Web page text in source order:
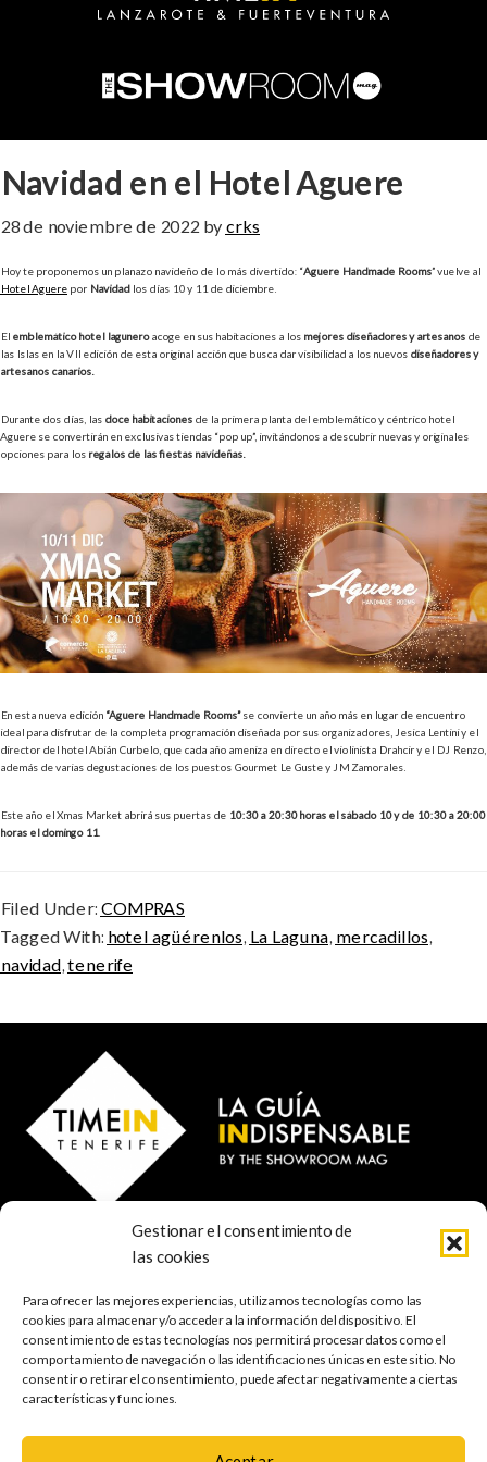
Gestionar el consentimiento de
las cookies
Para ofrecer las mejores experiencias, utilizamos tecnologías como las
cookies para almacenar y/o acceder a la información del dispositivo. El
consentimiento de estas tecnologías nos permitirá procesar datos como el
comportamiento de navegación o las identificaciones únicas en este sitio. No
consentir o retirar el consentimiento, puede afectar negativamente a ciertas
características y funciones.
Navidad en el Hotel Aguere
28 de noviembre de 2022 by crks
Hoy te proponemos un planazo navideño de lo más divertido: “Aguere Handmade Rooms” vuelve al
Hotel Aguere por Navidadlos días 10 y 11 de diciembre.
El emblemático hotel laguneroacoge en sus habitaciones a los mejores diseñadores y artesanos de
las Islas en la VII edición de esta original acción que busca dar visibilidad a los nuevos diseñadores y
artesanos canarios.
Durante dos días, las doce habitaciones de la primera planta del emblemático y céntrico hotel
Aguere se convertirán en exclusivas tiendas “pop up”, invitándonos a descubrir nuevas y originales
opciones para los regalos de las fiestas navideñas.
En esta nueva edición “Aguere Handmade Rooms”se convierte un año más en lugar de encuentro
ideal para disfrutar de la completa programación diseñada por sus organizadores, Jesica Lentini y el
director del hotel Abián Curbelo, que cada año ameniza en directo el violinista Drahcir y el DJ Renzo,
además de varias degustaciones de los puestos Gourmet Le Guste y JM Zamorales.
Este año el Xmas Market abrirá sus puertas de 10:30 a 20:30 horas el sábado 10 y de 10:30 a 20:00
horas el domingo 11
Filed Under: COMPRAS
Tagged With: hotel agüérenlos La Laguna mercadillos
navidad tenerife
© 2022 TIME IN TENERIFE - Rosti Family Group S.L.
38001 Santa Cruz de Tenerife (ES)
INDISPENSABLEARTE & CULTURAMÚSICAGASTRONOMÍA
NATURALEZAESCAPADASCOMPRASFOTOGRAFÍAGRATISINFANTIL